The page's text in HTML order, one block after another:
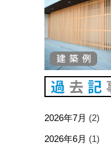
2026年7月 (2)
2026年6月 (1)